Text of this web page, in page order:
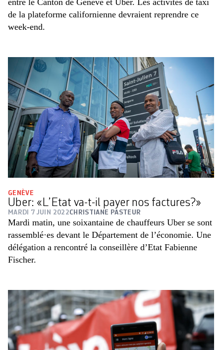
entre le Canton de Genève et Uber. Les activités de taxi
de la plateforme californienne devraient reprendre ce
week-end.
GENÈVE
Uber: «L’Etat va-t-il payer nos factures?»
MARDI 7 JUIN 2022CHRISTIANE PASTEUR
Mardi matin, une soixantaine de chauffeurs Uber se sont
rassemblé·es devant le Département de l’économie. Une
délégation a rencontré la conseillère d’Etat Fabienne
Fischer.